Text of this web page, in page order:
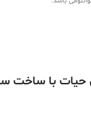
حیات با ساخت